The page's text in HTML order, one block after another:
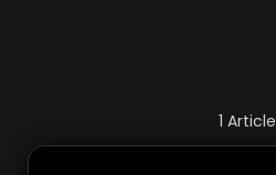
1 Article